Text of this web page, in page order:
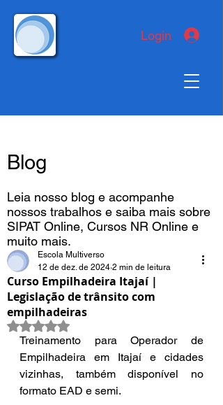
Login
Blog
Leia nosso blog e acompanhe
nossos trabalhos e saiba mais sobre
SIPAT Online, Cursos NR Online e
muito mais.
Curso Empilhadeira Itajaí |
Legislação de trânsito com
empilhadeiras
Escola Multiverso
12 de dez. de 2024 2 min de leitura
Avaliado com NaN de 5 estrelas.
Treinamento para Operador de
Empilhadeira em Itajaí e cidades
vizinhas, também disponível no
formato EAD e semi.